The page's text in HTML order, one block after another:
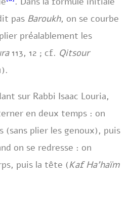
pas Baroukh, on se courbe
préalablement les
113, 12 ; cf. Qitsour
sur Rabbi Isaac Louria,
en deux temps : on
(sans plier les genoux), puis
on se redresse : on
puis la tête (Kaf Ha’haïm